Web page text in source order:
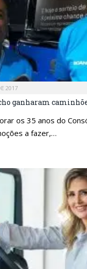
2017
ganharam
os 35 anos do
a fazer,…